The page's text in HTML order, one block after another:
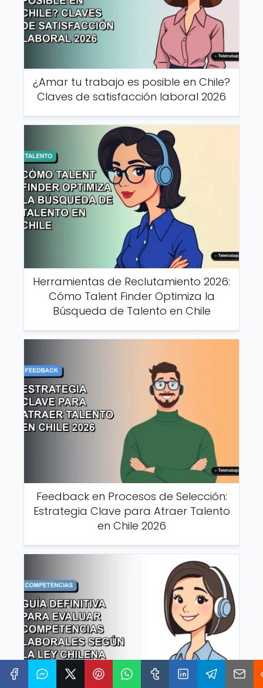
¿Amar tu trabajo es posible en Chile?
Claves de satisfacción laboral 2026
Herramientas de Reclutamiento 2026:
Cómo Talent Finder Optimiza la
Búsqueda de Talento en Chile
Feedback en Procesos de Selección:
Estrategia Clave para Atraer Talento
en Chile 2026